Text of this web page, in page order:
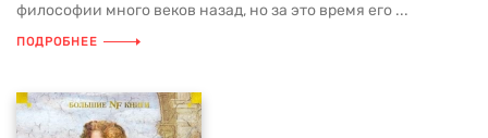
философии много веков назад, но за это время его ...
ПОДРОБНЕЕ